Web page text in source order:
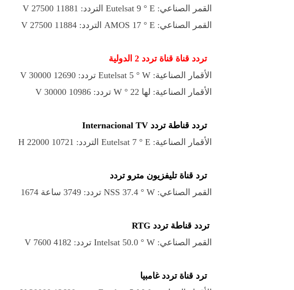
القمر الصناعي: Eutelsat 9 ° E التردد: 11881 V 27500
القمر الصناعي: AMOS 17 ° E التردد: 11884 V 27500
تردد قناة قناة تردد 2 الدولية
الأقمار الصناعية: Eutelsat 5 ° W تردد: 12690 V 30000
الأقمار الصناعية: لها 22 ° W تردد: 10986 V 30000
تردد قناطة تردد Internacional TV
الأقمار الصناعية: Eutelsat 7 ° E التردد: 10721 H 22000
ترد قناة تليفزيون مترو تردد
القمر الصناعي: NSS 37.4 ° W تردد: 3749 ساعة 1674
تردد قناطة تردد RTG
القمر الصناعي: Intelsat 50.0 ° W تردد: 4182 V 7600
ترد قناة تردد غامبيا